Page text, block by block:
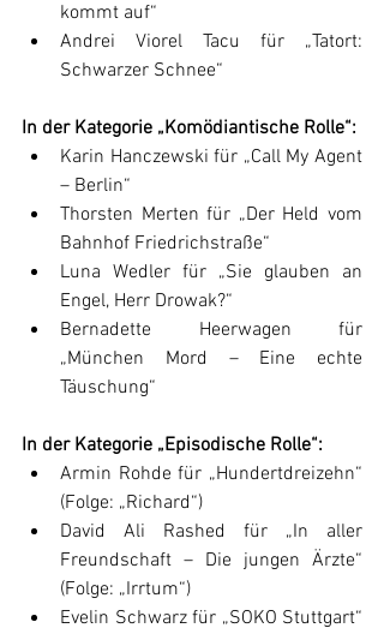
kommt auf“
Andrei Viorel Tacu für „Tatort:
Schwarzer Schnee“
In der Kategorie „Komödiantische Rolle“:
Karin Hanczewski für „Call My Agent
– Berlin“
Thorsten Merten für „Der Held vom
Bahnhof Friedrichstraße“
Luna Wedler für „Sie glauben an
Engel, Herr Drowak?“
Bernadette Heerwagen für
„München Mord – Eine echte
Täuschung“
In der Kategorie „Episodische Rolle“:
Armin Rohde für „Hundertdreizehn“
(Folge: „Richard“)
David Ali Rashed für „In aller
Freundschaft – Die jungen Ärzte“
(Folge: „Irrtum“)
Evelin Schwarz für „SOKO Stuttgart“